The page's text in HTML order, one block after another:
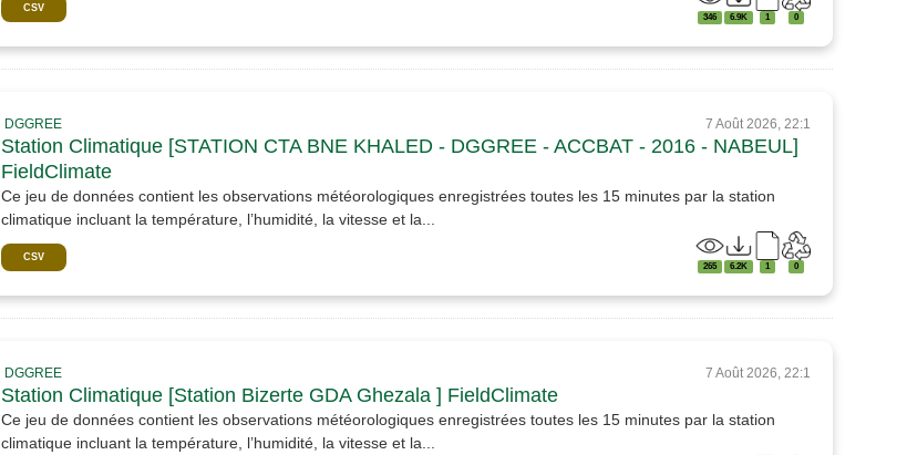
CSV
346 6.9K 1 0
DGGREE 7 Août 2026, 22:1
Station Climatique [STATION CTA BNE KHALED - DGGREE - ACCBAT - 2016 - NABEUL]
FieldClimate
Ce jeu de données contient les observations météorologiques enregistrées toutes les 15 minutes par la station
climatique incluant la température, l’humidité, la vitesse et la...
CSV
265 6.2K 1 0
DGGREE 7 Août 2026, 22:1
Station Climatique [Station Bizerte GDA Ghezala ] FieldClimate
Ce jeu de données contient les observations météorologiques enregistrées toutes les 15 minutes par la station
climatique incluant la température, l’humidité, la vitesse et la...